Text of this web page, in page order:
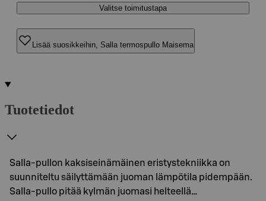
Valitse toimitustapa
Lisää suosikkeihin, Salla termospullo Maisema
Tuotetiedot
Salla-pullon kaksiseinämäinen eristystekniikka on
suunniteltu säilyttämään juoman lämpötila pidempään.
Salla-pullo pitää kylmän juomasi helteellä…